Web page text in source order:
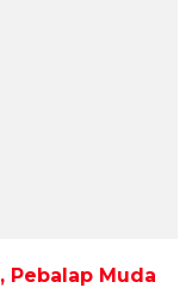
Pebalap Muda